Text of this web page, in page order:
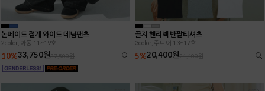
논페이드 절개 와이드 데님팬츠
2color, 아동 11~19호
10%33,750원37,500원
골지 헨리넥 반팔티셔츠
3color, 주니어 13~17호
5%20,400원21,400원